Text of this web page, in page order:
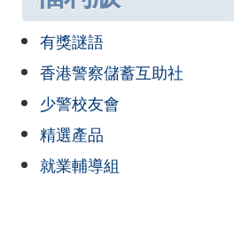
有獎謎語
香港警察儲蓄互助社
少警校友會
精選產品
就業輔導組